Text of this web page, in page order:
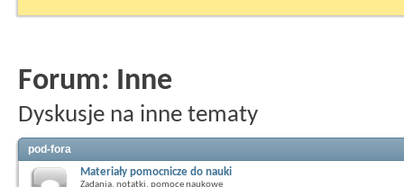
Forum: Inne
Dyskusje na inne tematy
pod-fora
Materiały pomocnicze do nauki
Zadania, notatki, pomoce naukowe